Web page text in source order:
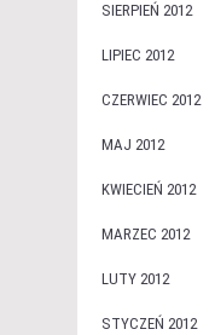
SIERPIEŃ 2012
LIPIEC 2012
CZERWIEC 2012
MAJ 2012
KWIECIEŃ 2012
MARZEC 2012
LUTY 2012
STYCZEŃ 2012